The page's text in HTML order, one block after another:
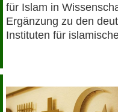
für Islam in
Ergänzung zu den
Instituten für